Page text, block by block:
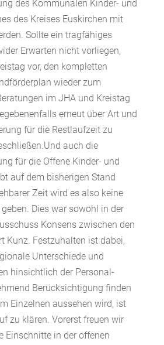
des Kommunalen Kinder- und
des Kreises Euskirchen mit
Sollte ein tragfähiges
Erwarten nicht vorliegen,
vor, den kompletten
wieder zum
im JHA und Kreistag
erneut über Art und
für die Restlaufzeit zu
auch die
für die Offene Kinder- und
auf dem bisherigen Stand
Zeit wird es also keine
Dies war sowohl in der
Konsens zwischen den
Kunz. Festzuhalten ist dabei,
Unterschiede und
hinsichtlich der Personal-
Berücksichtigung finden
Einzelnen aussehen wird, ist
zu klären. Vorerst freuen wir
Einschnitte in der offenen